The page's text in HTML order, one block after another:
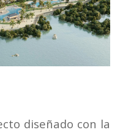
diseñado con la